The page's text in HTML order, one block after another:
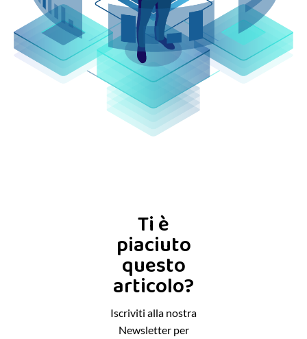
Ti è
piaciuto
questo
articolo?
Iscriviti alla nostra
Newsletter per